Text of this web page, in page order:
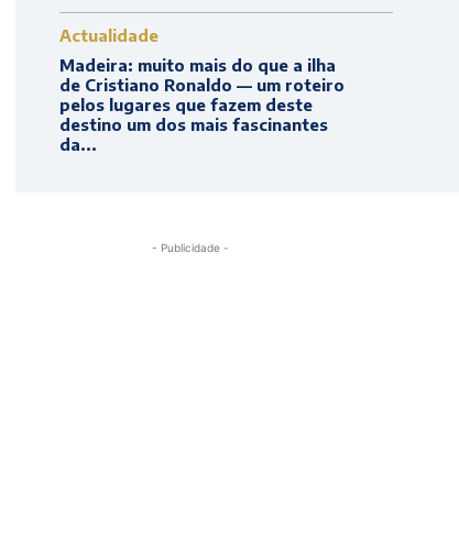
Actualidade
Madeira: muito mais do que a ilha
de Cristiano Ronaldo — um roteiro
pelos lugares que fazem deste
destino um dos mais fascinantes
da...
- Publicidade -